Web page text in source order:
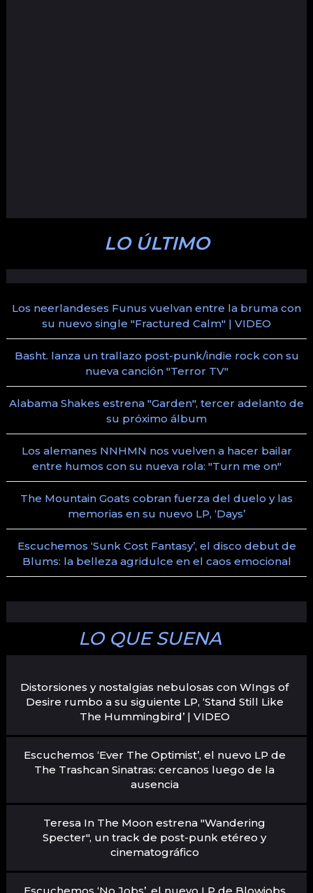
LO ÚLTIMO
Los neerlandeses Funus vuelvan entre la bruma con
su nuevo single "Fractured Calm" | VIDEO
Basht. lanza un trallazo post-punk/indie rock con su
nueva canción "Terror TV"
Alabama Shakes estrena "Garden", tercer adelanto de
su próximo álbum
Los alemanes NNHMN nos vuelven a hacer bailar
entre humos con su nueva rola: "Turn me on"
The Mountain Goats cobran fuerza del duelo y las
memorias en su nuevo LP, ‘Days’
Escuchemos ‘Sunk Cost Fantasy’, el disco debut de
Blums: la belleza agridulce en el caos emocional
LO QUE SUENA
Distorsiones y nostalgias nebulosas con WIngs of
Desire rumbo a su siguiente LP, ‘Stand Still Like
The Hummingbird’ | VIDEO
Escuchemos ‘Ever The Optimist’, el nuevo LP de
The Trashcan Sinatras: cercanos luego de la
ausencia
Teresa In The Moon estrena "Wandering
Specter", un track de post-punk etéreo y
cinematográfico